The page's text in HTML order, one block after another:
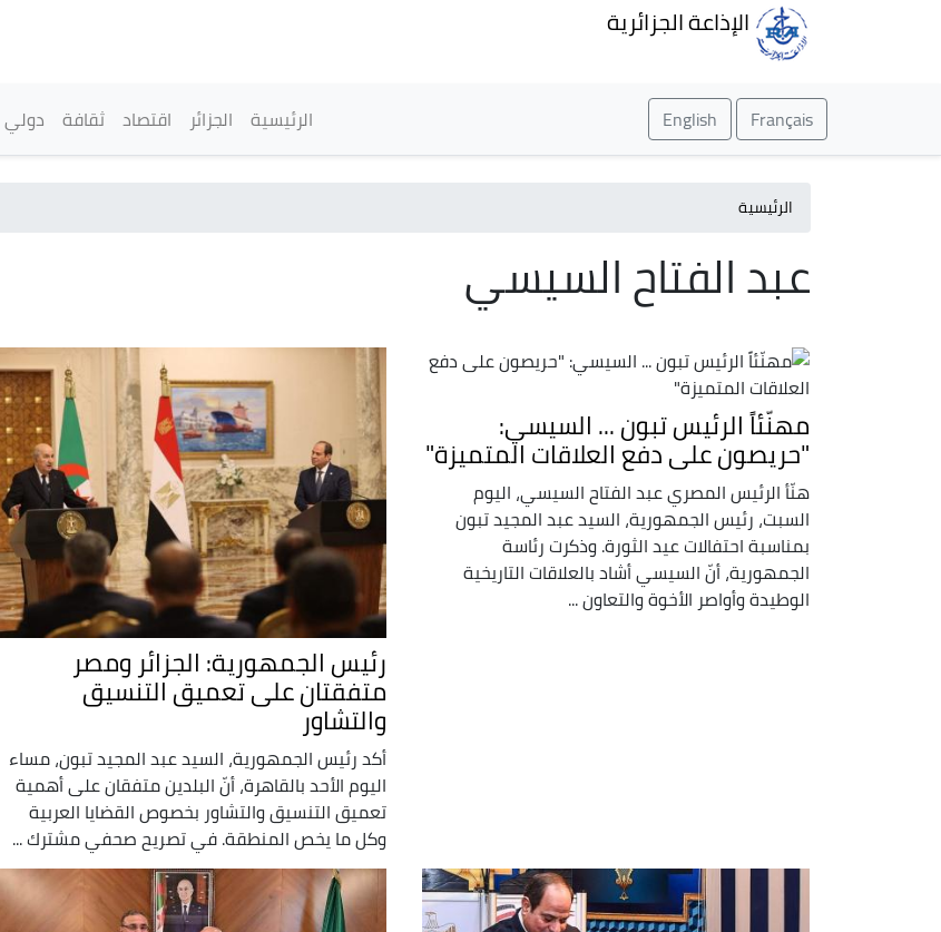
الإذاعة الجزائرية
Français
English القائمة الرئيسية
الرئيسية الجزائر اقتصاد ثقافة دولي
الرئيسية
عبد الفتاح السيسي
مهنّئاً الرئيس تبون ... السيسي:
"حريصون على دفع العلاقات المتميزة"
هنّأ الرئيس المصري عبد الفتاح السيسي، اليوم
السبت، رئيس الجمهورية، السيد عبد المجيد تبون
بمناسبة احتفالات عيد الثورة. وذكرت رئاسة
الجمهورية، أنّ السيسي أشاد بالعلاقات التاريخية
الوطيدة وأواصر الأخوة والتعاون ...
رئيس الجمهورية: الجزائر ومصر
متفقتان على تعميق التنسيق
والتشاور
أكد رئيس الجمهورية، السيد عبد المجيد تبون، مساء
اليوم الأحد بالقاهرة، أنّ البلدين متفقان على أهمية
تعميق التنسيق والتشاور بخصوص القضايا العربية
وكل ما يخص المنطقة. في تصريح صحفي مشترك ...